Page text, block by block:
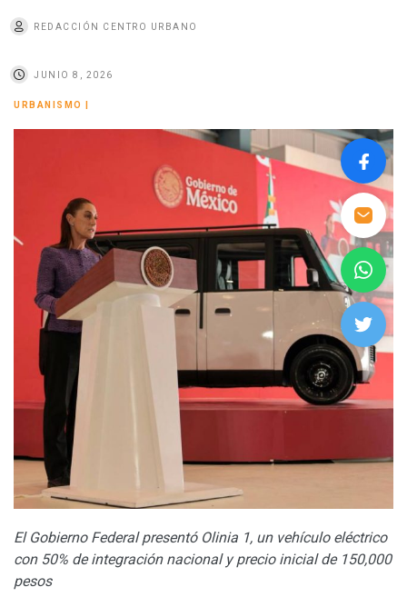
REDACCIÓN CENTRO URBANO
JUNIO 8, 2026
URBANISMO
El Gobierno Federal presentó Olinia 1, un vehículo eléctrico
con 50% de integración nacional y precio inicial de 150,000
pesos